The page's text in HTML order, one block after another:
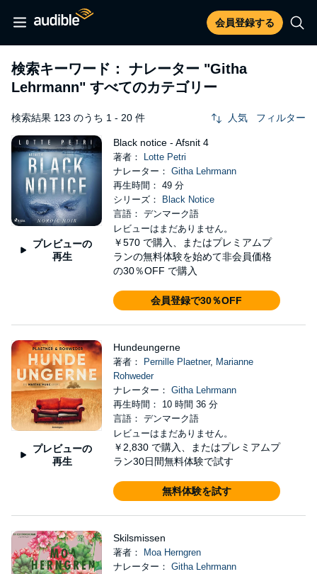
会員登録する
検索キーワード： ナレーター "Githa
Lehrmann" すべてのカテゴリー
検索結果 123 のうち 1 - 20 件 人気 フィルター
プレビューの
再生
Black notice - Afsnit 4
著者：
Lotte Petri
ナレーター： Githa Lehrmann
再生時間： 49 分
シリーズ：
Black Notice
言語： デンマーク語
レビューはまだありません。
￥570 で購入、またはプレミアムプ
ランの無料体験を始めて非会員価格
の30％OFF で購入
会員登録で30％OFF
プレビューの
再生
Hundeungerne
著者： Pernille Plaetner, Marianne
Rohweder
ナレーター： Githa Lehrmann
再生時間： 10 時間 36 分
言語： デンマーク語
レビューはまだありません。
￥2,830 で購入、またはプレミアムプ
ラン30日間無料体験で試す
無料体験を試す
Skilsmissen
著者：
Moa Herngren
ナレーター： Githa Lehrmann